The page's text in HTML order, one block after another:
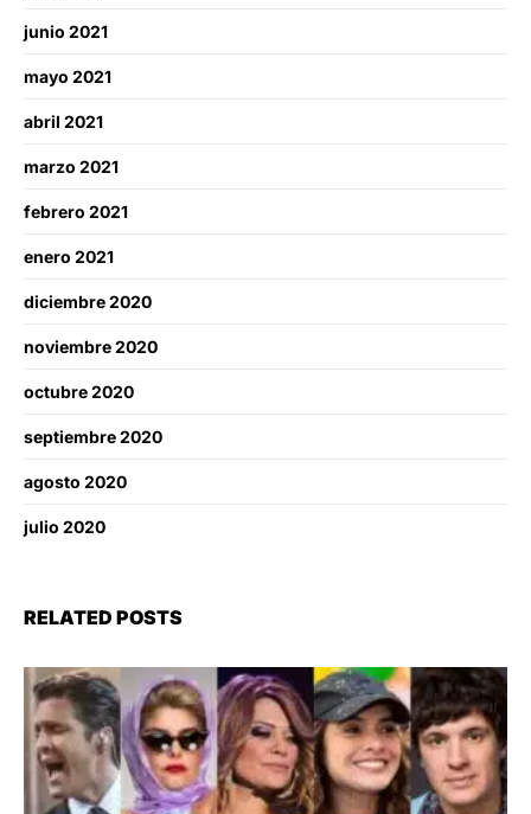
junio 2021
mayo 2021
abril 2021
marzo 2021
febrero 2021
enero 2021
diciembre 2020
noviembre 2020
octubre 2020
septiembre 2020
agosto 2020
julio 2020
RELATED POSTS